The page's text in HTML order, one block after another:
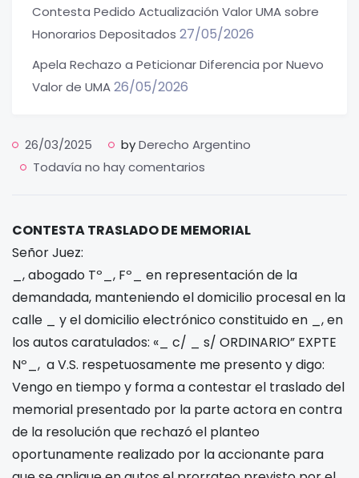
26/03/2025 byDerecho Argentino
Todavía no hay comentarios
CONTESTA TRASLADO DE MEMORIAL
Señor Juez:
_, abogado Tº_, Fº_ en representación de la
demandada, manteniendo el domicilio procesal en la
calle _ y el domicilio electrónico constituido en _, en
los autos caratulados: «_ c/ _ s/ ORDINARIO” EXPTE
Nº_, a V.S. respetuosamente me presento y digo:
Vengo en tiempo y forma a contestar el traslado del
memorial presentado por la parte actora en contra
de la resolución que rechazó el planteo
oportunamente realizado por la accionante para
Contesta Pedido Actualización Valor UMA sobre
Honorarios Depositados 27/05/2026
Apela Rechazo a Peticionar Diferencia por Nuevo
Valor de UMA26/05/2026